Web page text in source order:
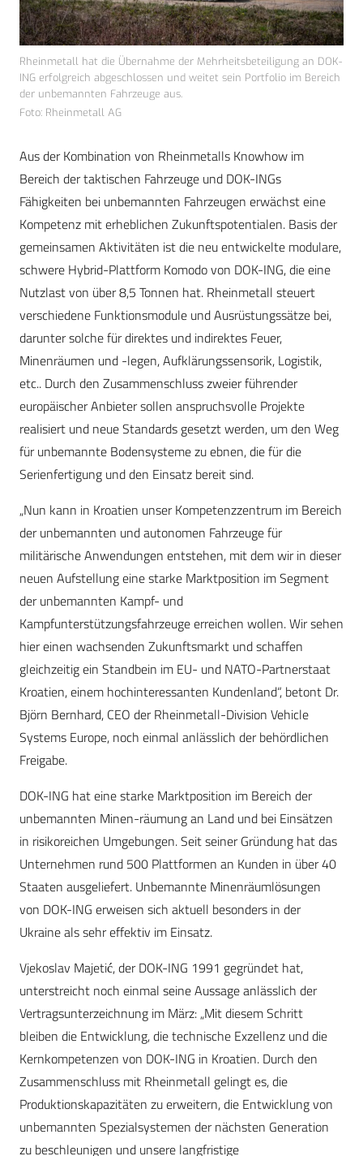
Rheinmetall hat die Übernahme der Mehrheitsbeteiligung an DOK-
ING erfolgreich abgeschlossen und weitet sein Portfolio im Bereich
der unbemannten Fahrzeuge aus.
Foto: Rheinmetall AG
Aus der Kombination von Rheinmetalls Knowhow im
Bereich der taktischen Fahrzeuge und DOK-INGs
Fähigkeiten bei unbemannten Fahrzeugen erwächst eine
Kompetenz mit erheblichen Zukunftspotentialen. Basis der
gemeinsamen Aktivitäten ist die neu entwickelte modulare,
schwere Hybrid-Plattform Komodo von DOK-ING, die eine
Nutzlast von über 8,5 Tonnen hat. Rheinmetall steuert
verschiedene Funktionsmodule und Ausrüstungssätze bei,
darunter solche für direktes und indirektes Feuer,
Minenräumen und -legen, Aufklärungssensorik, Logistik,
etc.. Durch den Zusammenschluss zweier führender
europäischer Anbieter sollen anspruchsvolle Projekte
realisiert und neue Standards gesetzt werden, um den Weg
für unbemannte Bodensysteme zu ebnen, die für die
Serienfertigung und den Einsatz bereit sind.
„Nun kann in Kroatien unser Kompetenzzentrum im Bereich
der unbemannten und autonomen Fahrzeuge für
militärische Anwendungen entstehen, mit dem wir in dieser
neuen Aufstellung eine starke Marktposition im Segment
der unbemannten Kampf- und
Kampfunterstützungsfahrzeuge erreichen wollen. Wir sehen
hier einen wachsenden Zukunftsmarkt und schaffen
gleichzeitig ein Standbein im EU- und NATO-Partnerstaat
Kroatien, einem hochinteressanten Kundenland“, betont Dr.
Björn Bernhard, CEO der Rheinmetall-Division Vehicle
Systems Europe, noch einmal anlässlich der behördlichen
Freigabe.
DOK-ING hat eine starke Marktposition im Bereich der
unbemannten Minen-räumung an Land und bei Einsätzen
in risikoreichen Umgebungen. Seit seiner Gründung hat das
Unternehmen rund 500 Plattformen an Kunden in über 40
Staaten ausgeliefert. Unbemannte Minenräumlösungen
von DOK-ING erweisen sich aktuell besonders in der
Ukraine als sehr effektiv im Einsatz.
Vjekoslav Majetić, der DOK-ING 1991 gegründet hat,
unterstreicht noch einmal seine Aussage anlässlich der
Vertragsunterzeichnung im März: „Mit diesem Schritt
bleiben die Entwicklung, die technische Exzellenz und die
Kernkompetenzen von DOK-ING in Kroatien. Durch den
Zusammenschluss mit Rheinmetall gelingt es, die
Produktionskapazitäten zu erweitern, die Entwicklung von
unbemannten Spezialsystemen der nächsten Generation
zu beschleunigen und unsere langfristige